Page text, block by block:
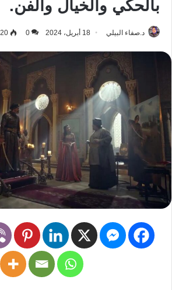
بالحكي والخيال والفن.
د.صفاء البيلي 18 أبريل، 2024 0